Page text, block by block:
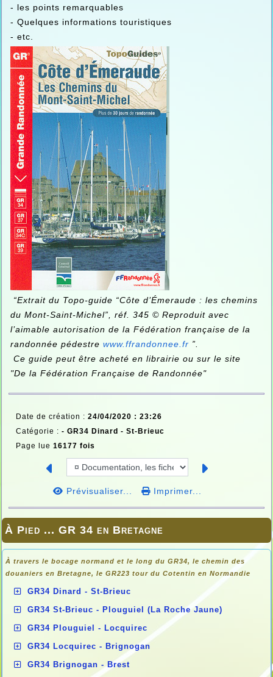
À Pied ... GR 34 en Bretagne
À travers le bocage normand et le long du GR34, le chemin des
douaniers en Bretagne, le GR223 tour du Cotentin en Normandie
GR34 Dinard - St-Brieuc
GR34 St-Brieuc - Plouguiel (La Roche Jaune)
GR34 Plouguiel - Locquirec
GR34 Locquirec - Brignogan
GR34 Brignogan - Brest
- les points remarquables
- Quelques informations touristiques
- etc.
“Extrait du Topo-guide “Côte d’Émeraude : les chemins
du Mont-Saint-Michel”, réf. 345 © Reproduit avec
l’aimable autorisation de la Fédération française de la
randonnée pédestre www.ffrandonnee.fr ”.
Ce guide peut être acheté en librairie ou sur le site
"De la Fédération Française de Randonnée"
Date de création : 24/04/2020 : 23:26
Catégorie : - GR34 Dinard - St-Brieuc
Page lue 16177 fois
Prévisualiser... Imprimer...